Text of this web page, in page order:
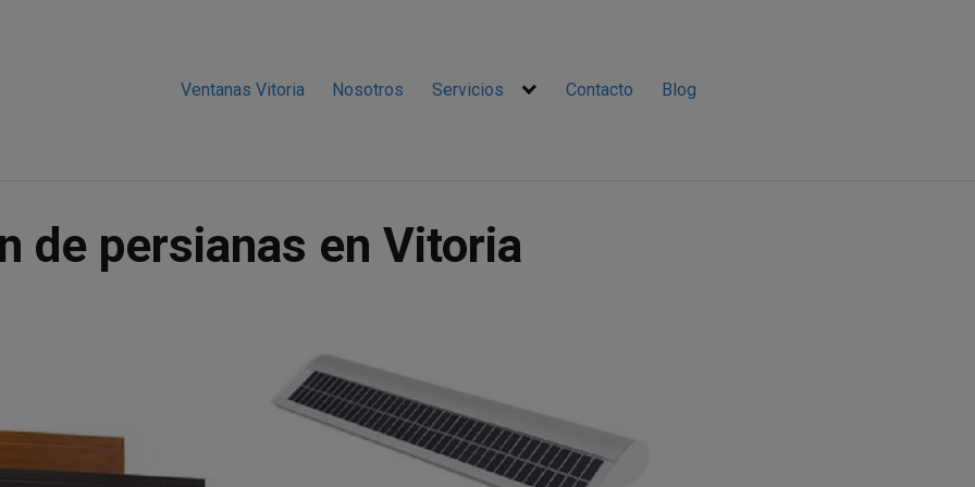
Ventanas Vitoria
Nosotros Servicios Contacto Blog
de persianas en Vitoria